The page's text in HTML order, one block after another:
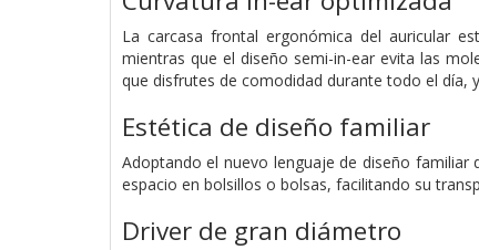
La carcasa frontal ergonómica del auricular
mientras que el diseño semi-in-ear evita las
que disfrutes de comodidad durante todo el día,
Estética de diseño familiar
Adoptando el nuevo lenguaje de diseño
espacio en bolsillos o bolsas, facilitando su
Driver de gran diámetro